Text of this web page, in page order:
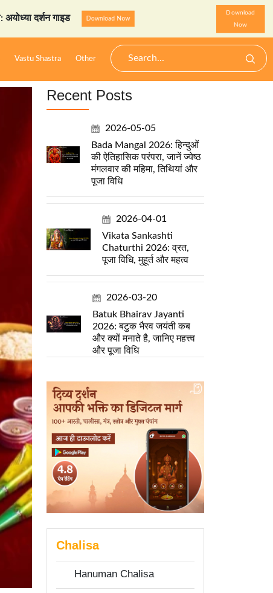
Download Now
Download
Now
Vastu Shastra Other
Recent Posts
2026-05-05
Bada Mangal 2026: हिन्दुओं
की ऐतिहासिक परंपरा, जानें ज्येष्ठ
मंगलवार की महिमा, तिथियां और
पूजा विधि
2026-04-01
Vikata Sankashti
Chaturthi 2026: व्रत,
पूजा विधि, मुहूर्त और महत्व
2026-03-20
Batuk Bhairav Jayanti
2026: बटुक भैरव जयंती कब
और क्यों मनाते है, जानिए महत्त्व
और पूजा विधि
Chalisa
Hanuman Chalisa